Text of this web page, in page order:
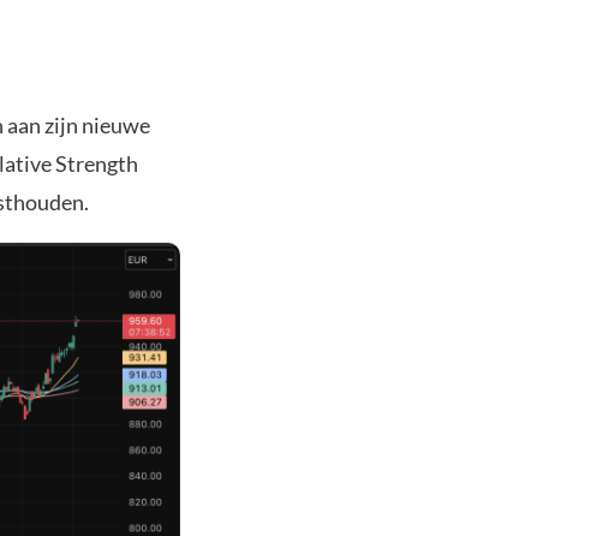
aan zijn nieuwe
Strength